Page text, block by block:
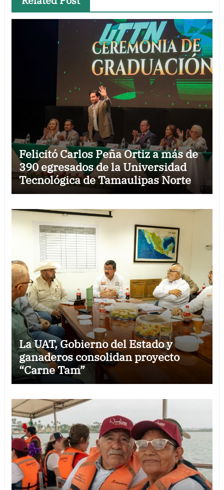
Felicitó Carlos Peña Ortiz a más de
390 egresados de la Universidad
Tecnológica de Tamaulipas Norte
La UAT, Gobierno del Estado y
ganaderos consolidan proyecto
“Carne Tam”